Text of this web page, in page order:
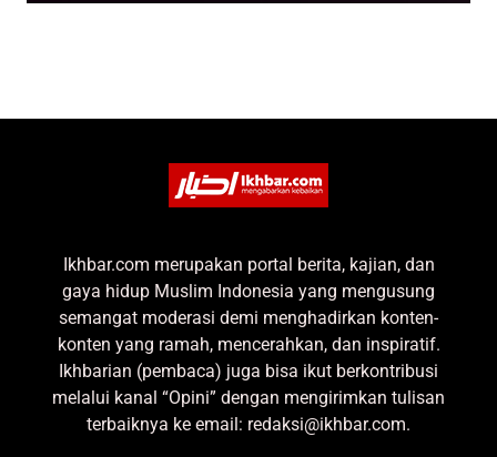
Ikhbar.com merupakan portal berita, kajian, dan
gaya hidup Muslim Indonesia yang mengusung
semangat moderasi demi menghadirkan konten-
konten yang ramah, mencerahkan, dan inspiratif.
Ikhbarian (pembaca) juga bisa ikut berkontribusi
melalui kanal “Opini” dengan mengirimkan tulisan
terbaiknya ke email: redaksi@ikhbar.com.